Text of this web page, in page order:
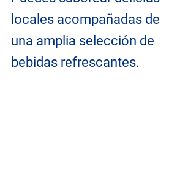
locales acompañadas de
una amplia selección de
bebidas refrescantes.